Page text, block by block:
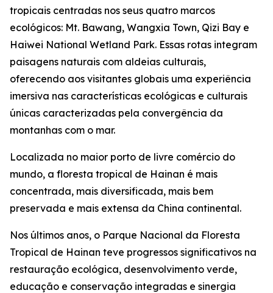
tropicais centradas nos seus quatro marcos
ecológicos: Mt. Bawang, Wangxia Town, Qizi Bay e
Haiwei National Wetland Park. Essas rotas integram
paisagens naturais com aldeias culturais,
oferecendo aos visitantes globais uma experiência
imersiva nas características ecológicas e culturais
únicas caracterizadas pela convergência da
montanhas com o mar.
Localizada no maior porto de livre comércio do
mundo, a floresta tropical de Hainan é mais
concentrada, mais diversificada, mais bem
preservada e mais extensa da China continental.
Nos últimos anos, o Parque Nacional da Floresta
Tropical de Hainan teve progressos significativos na
restauração ecológica, desenvolvimento verde,
educação e conservação integradas e sinergia